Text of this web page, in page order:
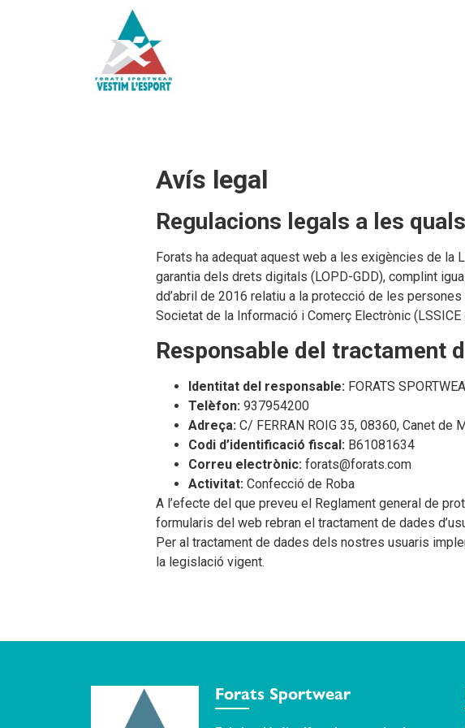
Avís legal
Regulacions legals a les
Forats ha adequat aquest web a les exigències de
garantia dels drets digitals (LOPD-GDD), complint
dd’abril de 2016 relatiu a la protecció de les
Societat de la Informació i Comerç Electrònic (LSSICE
Responsable del tractament
Identitat del responsable: FORATS
Telèfon: 937954200
Adreça: C/ FERRAN ROIG 35, 08360, Canet de
Codi d’identificació fiscal: B61081634
Correu electrònic: forats@forats.com
Activitat: Confecció de Roba
A l’efecte del que preveu el Reglament general de
formularis del web rebran el tractament de dades
Per al tractament de dades dels nostres usuaris
la legislació vigent.
Forats Sportwear